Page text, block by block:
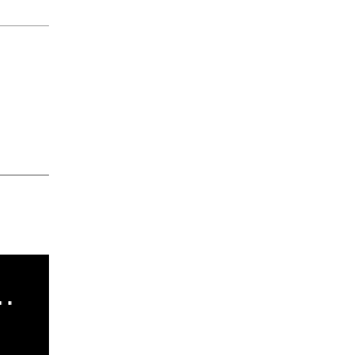
en "Subrayado"